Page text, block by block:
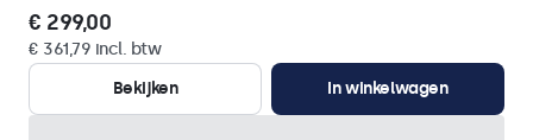
€ 299,00
€ 361,79 incl. btw
Bekijken
In winkelwagen